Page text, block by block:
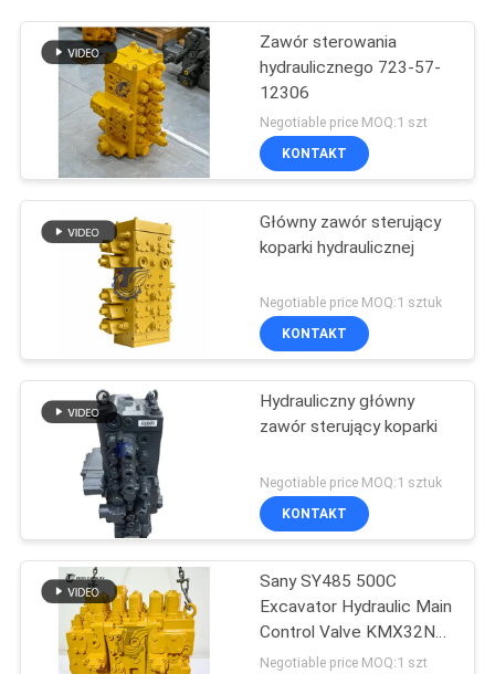
Zawór sterowania
hydraulicznego 723-57-
12306
Negotiable price MOQ:1 szt
KONTAKT
Główny zawór sterujący
koparki hydraulicznej
Negotiable price MOQ:1 sztuk
KONTAKT
Hydrauliczny główny
zawór sterujący koparki
Negotiable price MOQ:1 sztuk
KONTAKT
Sany SY485 500C
Excavator Hydraulic Main
Control Valve KMX32NA
High Quality
Negotiable price MOQ:1 szt